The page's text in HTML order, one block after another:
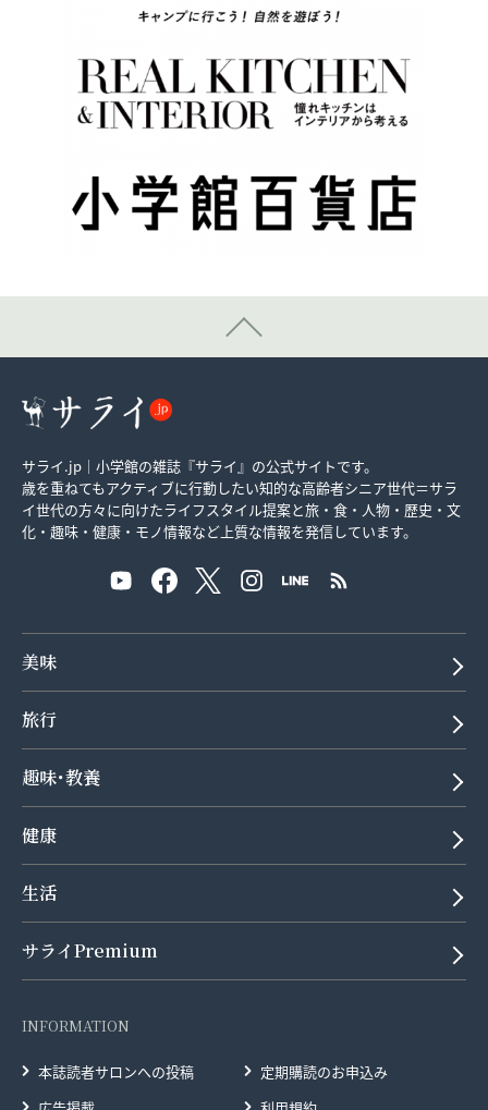
サライ.jp｜小学館の雑誌『サライ』の公式サイトです。
歳を重ねてもアクティブに行動したい知的な高齢者シニア世代＝サラ
イ世代の方々に向けたライフスタイル提案と旅・食・人物・歴史・文
化・趣味・健康・モノ情報など上質な情報を発信しています。
美味
旅行
趣味･教養
健康
生活
サライPremium
INFORMATION
本誌読者サロンへの投稿
定期購読のお申込み